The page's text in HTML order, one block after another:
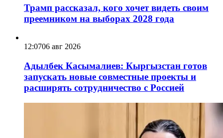
Трамп рассказал, кого хочет видеть своим
преемником на выборах 2028 года
12:0706 авг 2026
Адылбек Касымалиев: Кыргызстан готов
запускать новые совместные проекты и
расширять сотрудничество с Россией